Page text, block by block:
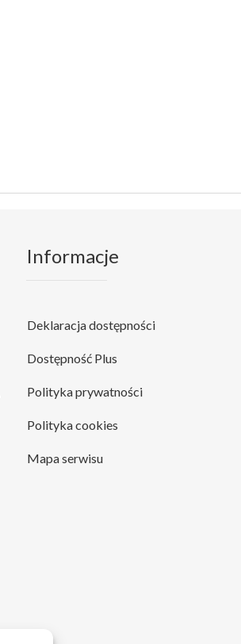
Informacje
Deklaracja dostępności
Dostępność Plus
Polityka prywatności
Polityka cookies
Mapa serwisu